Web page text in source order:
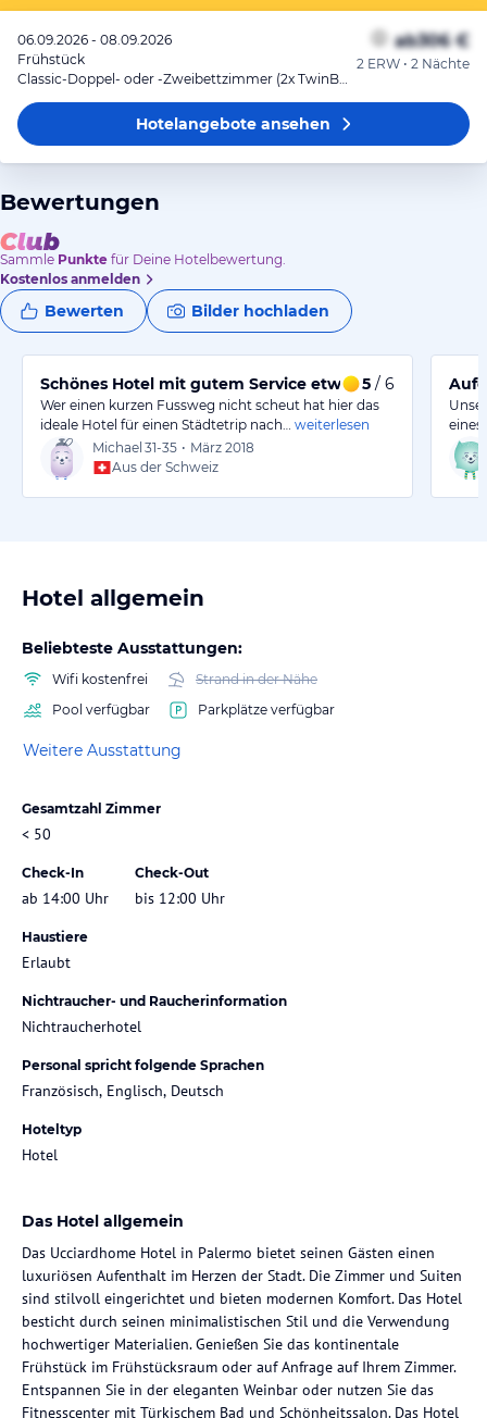
06.09.2026 - 08.09.2026
Frühstück
Classic-Doppel- oder -Zweibettzimmer (2x TwinBed)
ab306 €
2 ERW • 2 Nächte
Hotelangeboteansehen
Bewertungen
Sammle Punkte für Deine Hotelbewertung.
Kostenlos anmelden
Bewerten Bilder hochladen
Schönes Hotel mit gutem Service etwas abgelegen
5 / 6
Wer einen kurzen Fussweg nicht scheut hat hier das
ideale Hotel für einen Städtetrip nach…
weiterlesen
Michael 31-35 • März 2018
Aus der Schweiz
Hotel allgemein
Beliebteste Ausstattungen:
Wifi kostenfrei
Strand in der Nähe
Pool verfügbar
Parkplätze verfügbar
Weitere Ausstattung
Gesamtzahl Zimmer
< 50
Check-In
ab 14:00 Uhr
Check-Out
bis 12:00 Uhr
Haustiere
Erlaubt
Nichtraucher- und Raucherinformation
Nichtraucherhotel
Personal spricht folgende Sprachen
Französisch, Englisch, Deutsch
Hoteltyp
Hotel
Das Hotel allgemein
Das Ucciardhome Hotel in Palermo bietet seinen Gästen einen
luxuriösen Aufenthalt im Herzen der Stadt. Die Zimmer und Suiten
sind stilvoll eingerichtet und bieten modernen Komfort. Das Hotel
besticht durch seinen minimalistischen Stil und die Verwendung
hochwertiger Materialien. Genießen Sie das kontinentale
Frühstück im Frühstücksraum oder auf Anfrage auf Ihrem Zimmer.
Entspannen Sie in der eleganten Weinbar oder nutzen Sie das
Fitnesscenter mit Türkischem Bad und Schönheitssalon. Das Hotel